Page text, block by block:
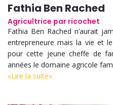
Fathia Ben Rached
Agricultrice par ricochet
Fathia Ben Rached n’aurait
entrepreneure mais la vie et
pour cette jeune cheffe de
années le domaine agricole
«Lire la suite»